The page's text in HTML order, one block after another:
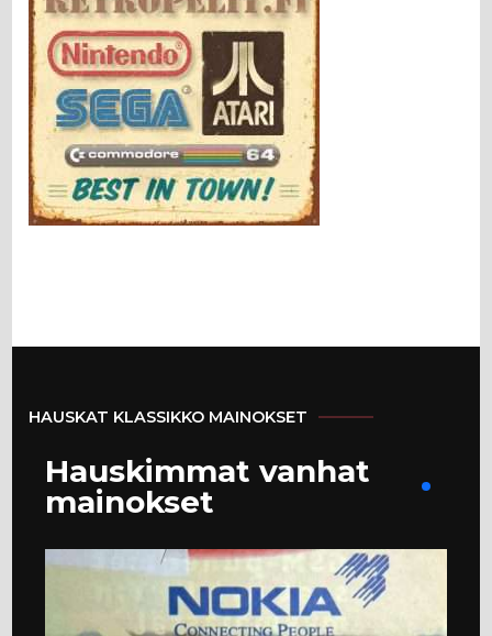
HAUSKAT KLASSIKKO MAINOKSET
Hauskimmat vanhat
mainokset